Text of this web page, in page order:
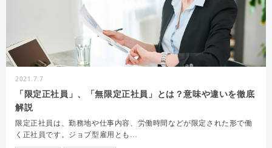
2021.7.7
「限定正社員」、「無限定正社員」とは？意味や違いを徹底
解説
限定正社員は、勤務地や仕事内容、労働時間などが限定された形で働
く正社員です。ジョブ型雇用とも…